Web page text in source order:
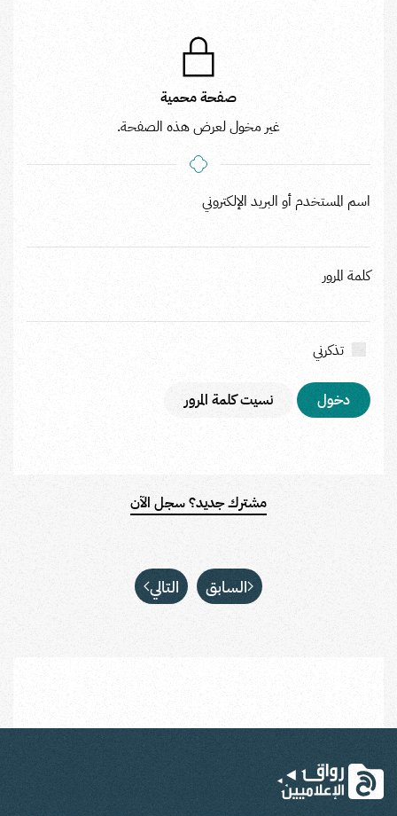
صفحة محمية
غير مخول لعرض هذه الصفحة.
اسم المستخدم أو البريد الإلكتروني
كلمة المرور
تذكرني
نسيت كلمة المرور
مشترك جديد؟ سجل الآن
السابق التالي